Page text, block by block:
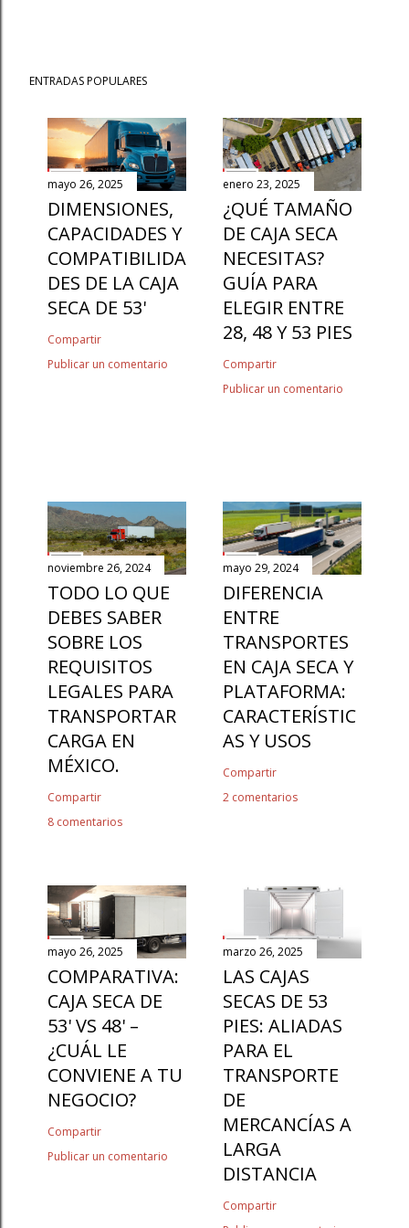
ENTRADAS POPULARES
mayo 26, 2025
DIMENSIONES,
CAPACIDADES Y
COMPATIBILIDA
DES DE LA CAJA
SECA DE 53'
Compartir
Publicar un comentario
enero 23, 2025
¿QUÉ TAMAÑO
DE CAJA SECA
NECESITAS?
GUÍA PARA
ELEGIR ENTRE
28, 48 Y 53 PIES
Compartir
Publicar un comentario
noviembre 26, 2024
TODO LO QUE
DEBES SABER
SOBRE LOS
REQUISITOS
LEGALES PARA
TRANSPORTAR
CARGA EN
MÉXICO.
Compartir
8 comentarios
mayo 29, 2024
DIFERENCIA
ENTRE
TRANSPORTES
EN CAJA SECA Y
PLATAFORMA:
CARACTERÍSTIC
AS Y USOS
Compartir
2 comentarios
mayo 26, 2025
COMPARATIVA:
CAJA SECA DE
53' VS 48' –
¿CUÁL LE
CONVIENE A TU
NEGOCIO?
Compartir
Publicar un comentario
marzo 26, 2025
LAS CAJAS
SECAS DE 53
PIES: ALIADAS
PARA EL
TRANSPORTE
DE
MERCANCÍAS A
LARGA
DISTANCIA
Compartir